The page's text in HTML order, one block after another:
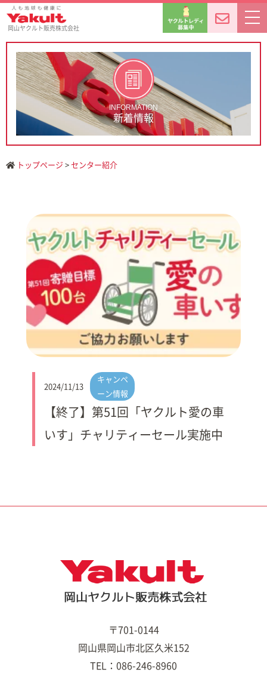
岡山ヤクルト販売株式会社
INFORMATION
新着情報
トップページ >センター紹介
2024/11/13
キャンペ
ーン情報
【終了】第51回「ヤクルト愛の車
いす」チャリティーセール実施中
〒701-0144
岡山県岡山市北区久米152
TEL：086-246-8960